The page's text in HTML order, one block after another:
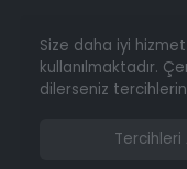
Size daha iyi
kullanılmaktadır.
dilerseniz
Tercihleri